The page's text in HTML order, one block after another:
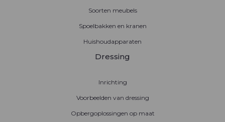
Soorten meubels
Spoelbakken en kranen
Huishoudapparaten
Dressing
Inrichting
Voorbeelden van dressing
Opbergoplossingen op maat